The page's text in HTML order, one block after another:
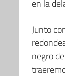
en la
Junto
negro